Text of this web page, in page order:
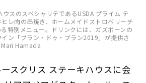
スのスペシャリテであるUSDA プライム テ
レ肉の串焼き、ホームメイドストロベリーチ
特別メニュー。ドリンクには、ガズボーンの
ン「ブラン・ドゥ・ブラン2019」が提供さ
Hamada
スクリス ステーキハウスに会